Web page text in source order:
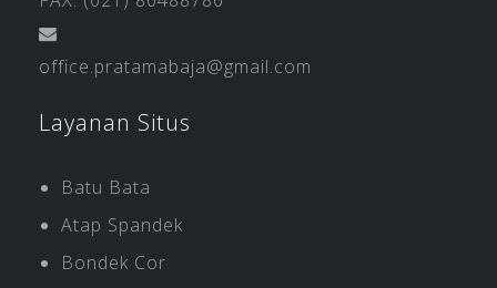
office.pratamabaja@gmail.com
Layanan Situs
Batu Bata
Atap Spandek
Bondek Cor